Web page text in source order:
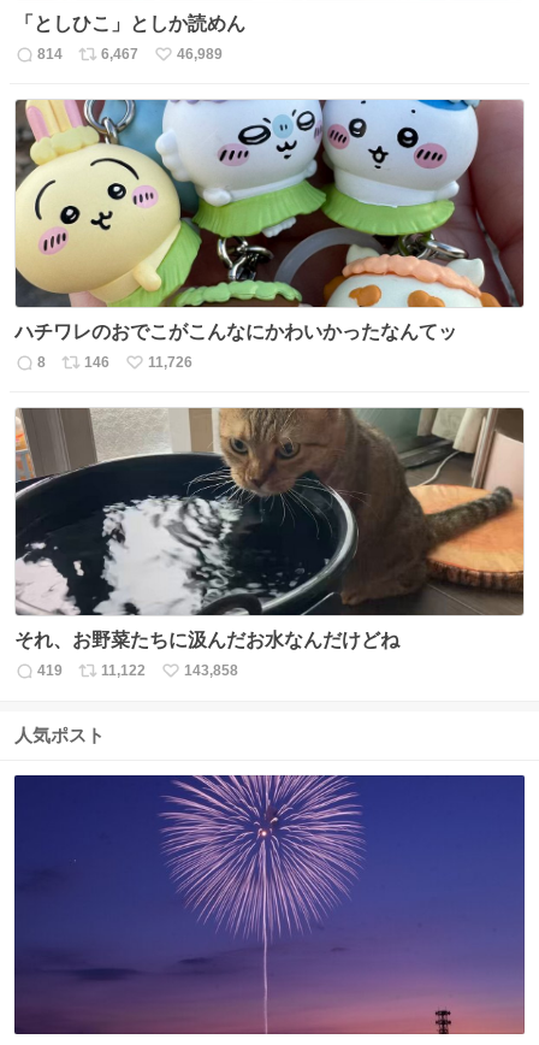
「としひこ」としか読めん
返
数
814
リ
ス
ト
数
6,467
い
ね
数
46,989
ハチワレのおでこがこんなにかわいかったなんてッ
返
数
8
リ
ス
ト
数
146
い
ね
数
11,726
それ、お野菜たちに汲んだお水なんだけどね
返
数
419
リ
ス
11,122
い
143,858
人気ポスト